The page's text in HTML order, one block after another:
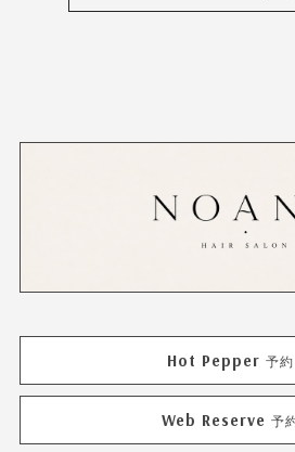
Hot Pepper 予約
Web Reserve 予